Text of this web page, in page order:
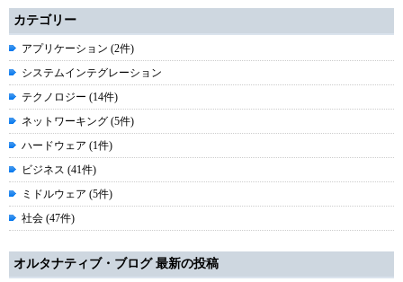
カテゴリー
アプリケーション (2件)
システムインテグレーション
テクノロジー (14件)
ネットワーキング (5件)
ハードウェア (1件)
ビジネス (41件)
ミドルウェア (5件)
社会 (47件)
オルタナティブ・ブログ 最新の投稿